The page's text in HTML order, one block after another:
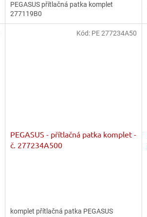
PEGASUS přítlačná patka komplet
277119B0
PEGASUS - přítlačná patka komplet -
č. 277234A500
komplet přítlačná patka PEGASUS
Kód: PE 277234A50